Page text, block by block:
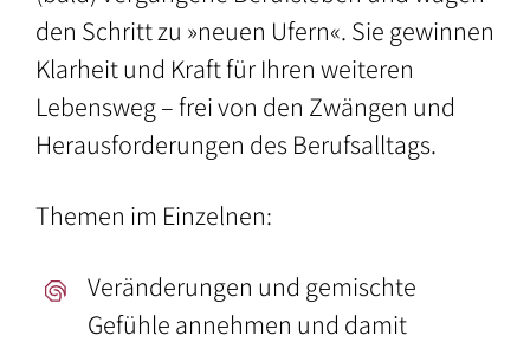
den Schritt zu »neuen Ufern«. Sie gewinnen
Klarheit und Kraft für Ihren weiteren
Lebensweg – frei von den Zwängen und
Herausforderungen des Berufsalltags.
Themen im Einzelnen:
Veränderungen und gemischte
Gefühle annehmen und damit